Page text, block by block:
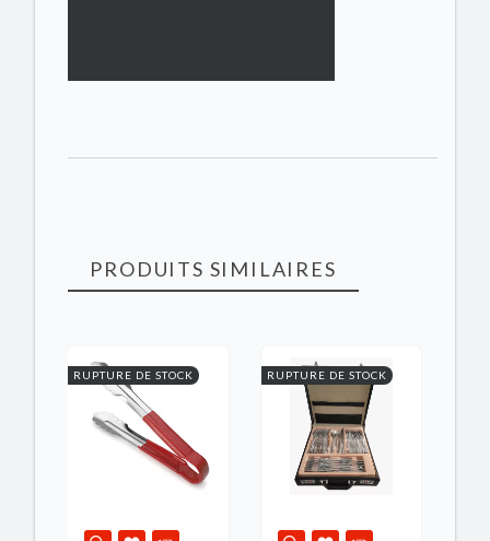
PRODUITS SIMILAIRES
RUPTURE DE STOCK RUPTURE DE STOCK